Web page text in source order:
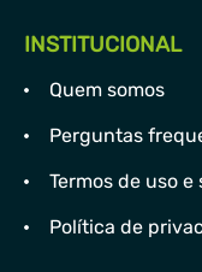
INSTITUCIONAL
Quem somos
Perguntas
Termos de uso e
Política de